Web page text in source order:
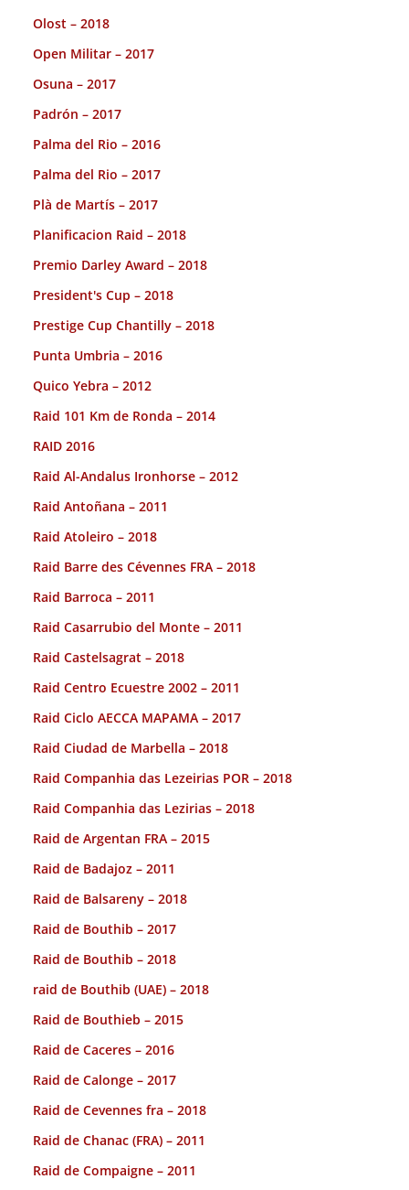
Olost – 2018
Open Militar – 2017
Osuna – 2017
Padrón – 2017
Palma del Rio – 2016
Palma del Rio – 2017
Plà de Martís – 2017
Planificacion Raid – 2018
Premio Darley Award – 2018
President's Cup – 2018
Prestige Cup Chantilly – 2018
Punta Umbria – 2016
Quico Yebra – 2012
Raid 101 Km de Ronda – 2014
RAID 2016
Raid Al-Andalus Ironhorse – 2012
Raid Antoñana – 2011
Raid Atoleiro – 2018
Raid Barre des Cévennes FRA – 2018
Raid Barroca – 2011
Raid Casarrubio del Monte – 2011
Raid Castelsagrat – 2018
Raid Centro Ecuestre 2002 – 2011
Raid Ciclo AECCA MAPAMA – 2017
Raid Ciudad de Marbella – 2018
Raid Companhia das Lezeirias POR – 2018
Raid Companhia das Lezirias – 2018
Raid de Argentan FRA – 2015
Raid de Badajoz – 2011
Raid de Balsareny – 2018
Raid de Bouthib – 2017
Raid de Bouthib – 2018
raid de Bouthib (UAE) – 2018
Raid de Bouthieb – 2015
Raid de Caceres – 2016
Raid de Calonge – 2017
Raid de Cevennes fra – 2018
Raid de Chanac (FRA) – 2011
Raid de Compaigne – 2011